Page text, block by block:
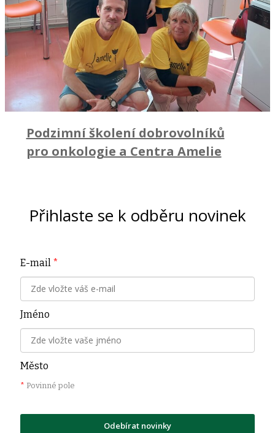
Podzimní školení dobrovolníků
pro onkologie a Centra Amelie
Přihlaste se k odběru novinek
E-mail *
Jméno
Město
* Povinné pole
Odebírat novinky